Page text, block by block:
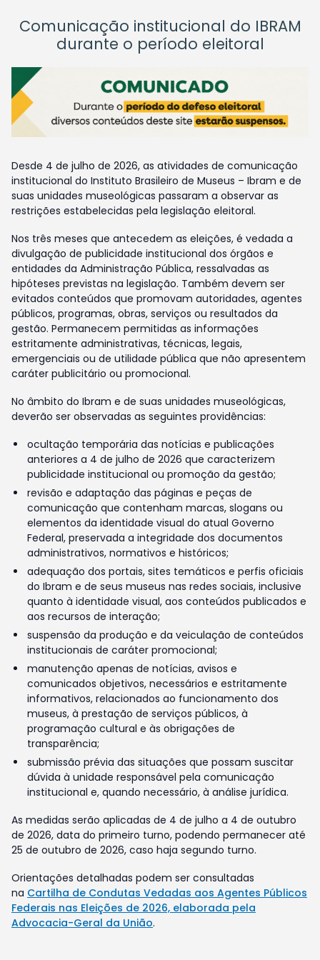
Comunicação institucional do IBRAM
durante o período eleitoral
Desde 4 de julho de 2026, as atividades de comunicação
institucional do Instituto Brasileiro de Museus – Ibram e de
suas unidades museológicas passaram a observar as
restrições estabelecidas pela legislação eleitoral.
Nos três meses que antecedem as eleições, é vedada a
divulgação de publicidade institucional dos órgãos e
entidades da Administração Pública, ressalvadas as
hipóteses previstas na legislação. Também devem ser
evitados conteúdos que promovam autoridades, agentes
públicos, programas, obras, serviços ou resultados da
gestão. Permanecem permitidas as informações
estritamente administrativas, técnicas, legais,
emergenciais ou de utilidade pública que não apresentem
caráter publicitário ou promocional.
No âmbito do Ibram e de suas unidades museológicas,
deverão ser observadas as seguintes providências:
ocultação temporária das notícias e publicações
anteriores a 4 de julho de 2026 que caracterizem
publicidade institucional ou promoção da gestão;
revisão e adaptação das páginas e peças de
comunicação que contenham marcas, slogans ou
elementos da identidade visual do atual Governo
Federal, preservada a integridade dos documentos
administrativos, normativos e históricos;
adequação dos portais, sites temáticos e perfis oficiais
do Ibram e de seus museus nas redes sociais, inclusive
quanto à identidade visual, aos conteúdos publicados e
aos recursos de interação;
suspensão da produção e da veiculação de conteúdos
institucionais de caráter promocional;
manutenção apenas de notícias, avisos e
comunicados objetivos, necessários e estritamente
informativos, relacionados ao funcionamento dos
museus, à prestação de serviços públicos, à
programação cultural e às obrigações de
transparência;
submissão prévia das situações que possam suscitar
dúvida à unidade responsável pela comunicação
institucional e, quando necessário, à análise jurídica.
As medidas serão aplicadas de 4 de julho a 4 de outubro
de 2026, data do primeiro turno, podendo permanecer até
25 de outubro de 2026, caso haja segundo turno.
Orientações detalhadas podem ser consultadas
na Cartilha de Condutas Vedadas aos Agentes Públicos
Federais nas Eleições de 2026, elaborada pela
Advocacia-Geral da União.